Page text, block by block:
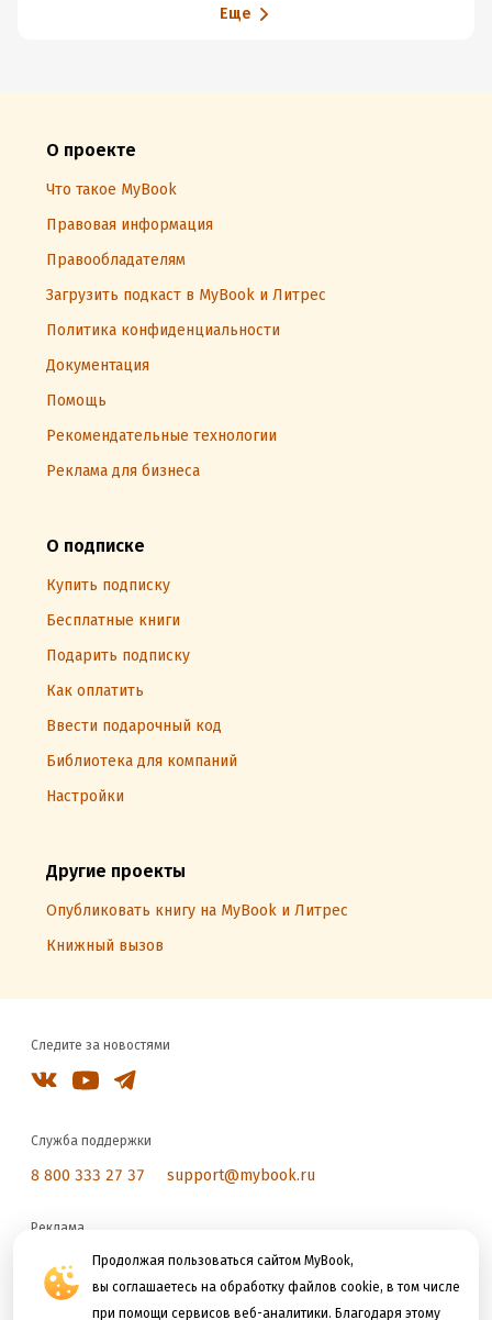
Продолжая пользоваться сайтом MyBook,
вы соглашаетесь на обработку файлов cookie, в том числе
при помощи сервисов веб-аналитики. Благодаря этому
Еще
О проекте
Что такое MyBook
Правовая информация
Правообладателям
Загрузить подкаст в MyBook и Литрес
Политика конфиденциальности
Документация
Помощь
Рекомендательные технологии
Реклама для бизнеса
О подписке
Купить подписку
Бесплатные книги
Подарить подписку
Как оплатить
Ввести подарочный код
Библиотека для компаний
Настройки
Другие проекты
Опубликовать книгу на MyBook и Литрес
Книжный вызов
Следите за новостями
Служба поддержки
8 800 333 27 37 support@mybook.ru
Реклама
reklama@litres.ru
Мы принимаем к оплате